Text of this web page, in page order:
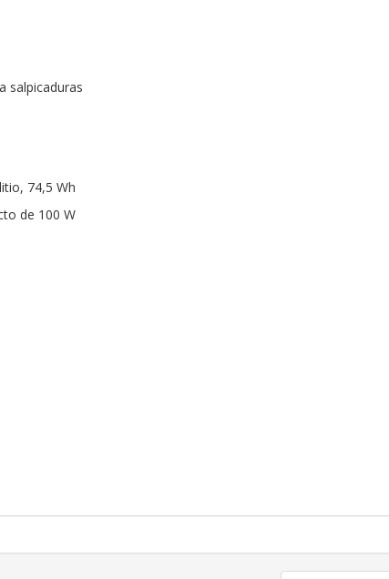
salpicaduras
74,5 Wh
de 100 W